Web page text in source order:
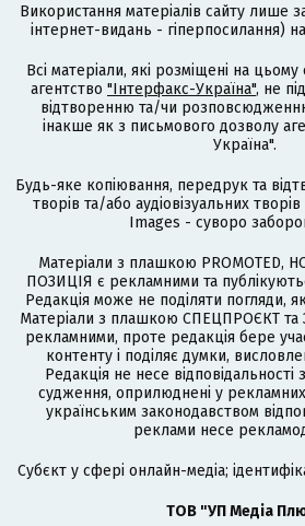
Використання матеріалів сайту лише
інтернет-видань - гіперпосилання)
Всі матеріали, які розміщені на цьому
агентство "Інтерфакс-Україна", не
відтворенню та/чи
інакше як з письмового дозволу
Україна".
Будь-яке копіювання, передрук та
творів та/або аудіовізуальних
Images - суворо
Матеріали з плашкою PROMOTED,
ПОЗИЦІЯ є рекламними та
Редакція може не поділяти погляди,
Матеріали з плашкою СПЕЦПРОЄКТ
рекламними, проте редакція бере
контенту і поділяє думки,
Редакція не несе відповідальності
судження, оприлюднені у рекламних
українським законодавством
реклами несе
Cубєкт у сфері онлайн-медіа;
ТОВ "УП Медіа